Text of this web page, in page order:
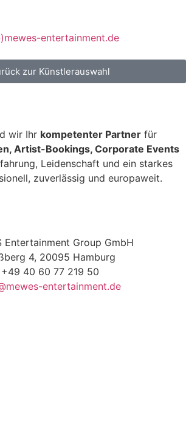
entertainment.de
zur Künstlerauswahl
wir Ihr kompetenter Partner für
Artist-Bookings, Corporate Events
Leidenschaft und ein starkes
zuverlässig und europaweit.
Entertainment Group GmbH
4, 20095 Hamburg
+49 40 60 77 219 50
entertainment.de